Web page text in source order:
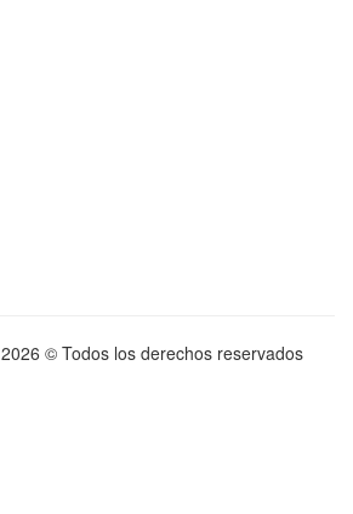
2026 © Todos los derechos reservados